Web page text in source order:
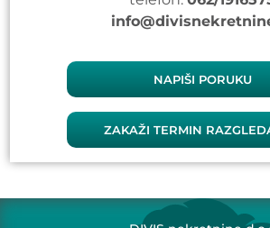
NAPIŠI PORUKU
ZAKAŽI TERMIN